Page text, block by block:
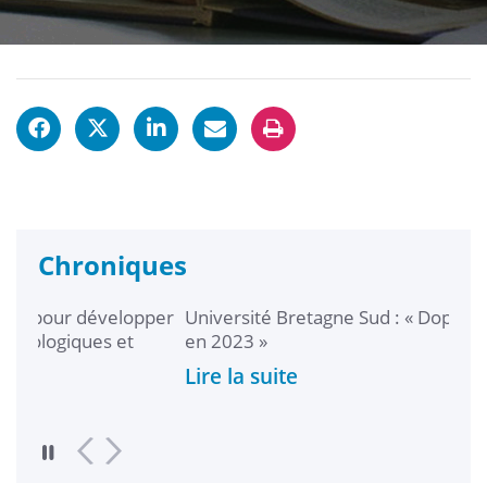
Chroniques
et
Université Bretagne Sud : « Doper l’innovation
en 2023 »
Lire la suite